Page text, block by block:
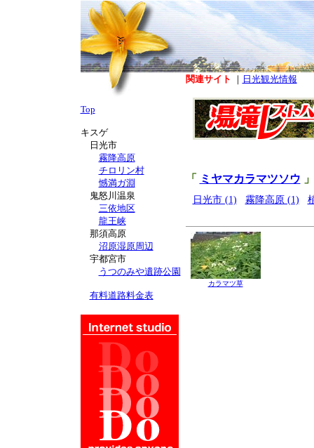
関連サイト ｜ 日光観光情報
「 ミヤマカラマツソウ
日光市 (1) 霧降高原 (1)
カラマツ草
Top
キスゲ
日光市
霧降高原
チロリン村
憾満ガ淵
鬼怒川温泉
三依地区
龍王峡
那須高原
沼原湿原周辺
宇都宮市
うつのみや遺跡公園
有料道路料金表